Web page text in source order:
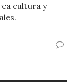
cultura y